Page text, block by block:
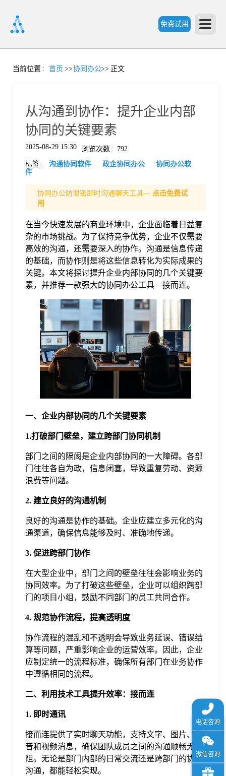
免费试用
首
格
当前位置 : 首页 >>协同办公>> 正文
从沟通到协作：提升企业内部
协同的关键要素
2025-08-29 15:30 浏览次数 : 792
标签 : 沟通协同软件 政企协同办公
协同办公软
件
协同办公防泄密即时沟通聊天工具— 点击免费试
用
在当今快速发展的商业环境中，企业面临着日益复
杂的市场挑战。为了保持竞争优势，企业不仅需要
高效的沟通，还需要深入的协作。沟通是信息传递
的基础，而协作则是将这些信息转化为实际成果的
关键。本文将探讨提升企业内部协同的几个关键要
素，并推荐一款强大的协同办公工具—接而连。
一、企业内部协同的几个关键要素
1.打破部门壁垒，建立跨部门协同机制
部门之间的隔阂是企业内部协同的一大障碍。各部
门往往各自为政，信息闭塞，导致重复劳动、资源
浪费等问题。
2. 建立良好的沟通机制
良好的沟通是协作的基础。企业应建立多元化的沟
通渠道，确保信息能够及时、准确地传递。
3. 促进跨部门协作
在大型企业中，部门之间的壁垒往往会影响业务的
协同效率。为了打破这些壁垒，企业可以组织跨部
门的项目小组，鼓励不同部门的员工共同合作。
4. 规范协作流程，提高透明度
协作流程的混乱和不透明会导致业务延误、错误结
算等问题，严重影响企业的运营效率。因此，企业
应制定统一的流程标准，确保所有部门在业务协作
中遵循相同的流程。
二、利用技术工具提升效率：接而连
1. 即时通讯
接而连提供了实时聊天功能，支持文字、图片、语
音和视频消息，确保团队成员之间的沟通顺畅无
阻。无论是部门内部的日常交流还是跨部门的协作
沟通，都能轻松实现。